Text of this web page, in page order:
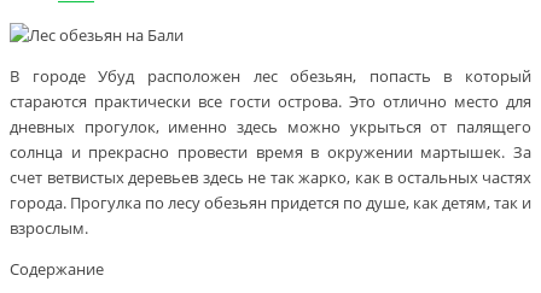
В городе Убуд расположен лес обезьян, попасть в который
стараются практически все гости острова. Это отлично место для
дневных прогулок, именно здесь можно укрыться от палящего
солнца и прекрасно провести время в окружении мартышек. За
счет ветвистых деревьев здесь не так жарко, как в остальных частях
города. Прогулка по лесу обезьян придется по душе, как детям, так и
взрослым.
Содержание